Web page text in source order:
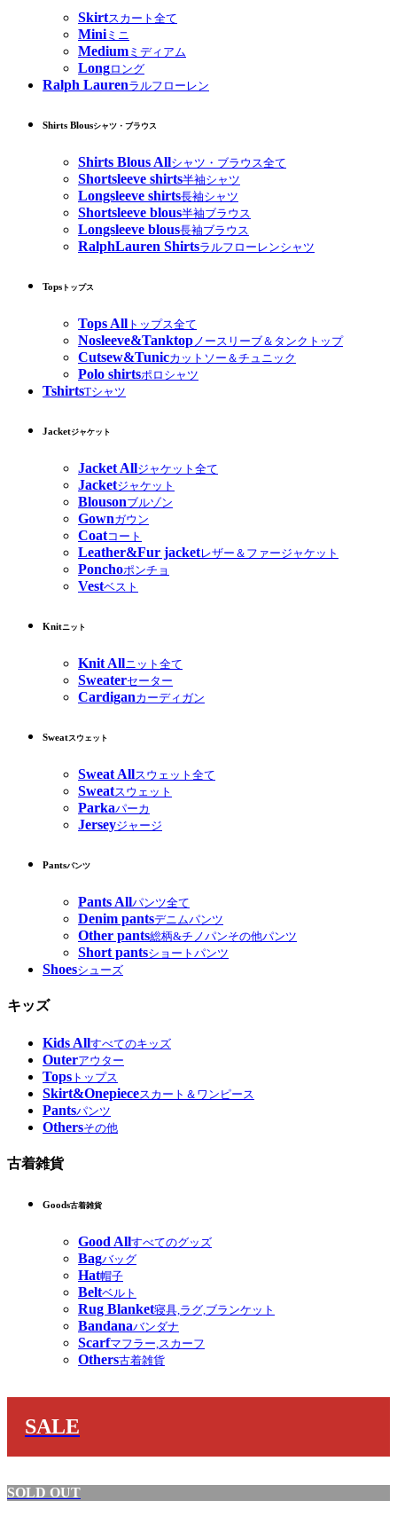
Skirtスカート全て
Miniミニ
Medium ミディアム
Longロング
Ralph Laurenラルフローレン
Shirts Blousシャツ・ブラウス
Shirts Blous Allシャツ・ブラウス全て
Shortsleeve shirts半袖シャツ
Longsleeve shirts長袖シャツ
Shortsleeve blous半袖ブラウス
Longsleeve blous長袖ブラウス
RalphLauren Shirtsラルフローレンシャツ
Tops トップス
Tops All トップス全て
Nosleeve&Tanktopノースリーブ＆タンクトップ
Cutsew&Tunicカットソー＆チュニック
Polo shirtsポロシャツ
TshirtsTシャツ
Jacketジャケット
Jacket Allジャケット全て
Jacketジャケット
Blousonブルゾン
Gownガウン
Coatコート
Leather&Fur jacketレザー＆ファージャケット
Ponchoポンチョ
Vestベスト
Knitニット
Knit Allニット全て
Sweaterセーター
Cardiganカーディガン
Sweatスウェット
Sweat Allスウェット全て
Sweatスウェット
Parkaパーカ
Jerseyジャージ
Pantsパンツ
Pants Allパンツ全て
Denim pantsデニムパンツ
Other pants総柄&チノパンその他パンツ
Short pantsショートパンツ
Shoesシューズ
キッズ
Kids Allすべてのキッズ
Outerアウター
Tops トップス
Skirt&Onepieceスカート＆ワンピース
Pantsパンツ
Othersその他
古着雑貨
Goods古着雑貨
Good Allすべてのグッズ
Bagバッグ
Hat帽子
Beltベルト
Rug Blanket寝具,ラグ,ブランケット
Bandanaバンダナ
Scarfマフラー,スカーフ
Others古着雑貨
SALE
SOLD OUT